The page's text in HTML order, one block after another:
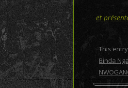
et
This
Binda